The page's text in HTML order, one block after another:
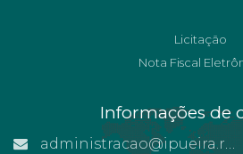
Licitação
Nota Fiscal
Informações de
administracao@ipueira.rn.gov.br